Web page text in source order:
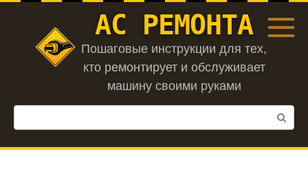
Перейти
АС РЕМОНТА
Пошаговые инструкции для тех,
кто ремонтирует и обслуживает
машину своими руками
Поиск: